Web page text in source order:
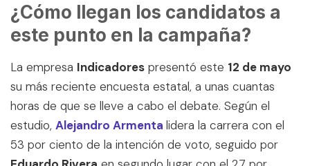
¿Cómo llegan los candidatos a
este punto en la campaña?
La empresa Indicadores presentó este 12 de mayo
su más reciente encuesta estatal, a unas cuantas
horas de que se lleve a cabo el debate. Según el
estudio, Alejandro Armenta lidera la carrera con el
53 por ciento de la intención de voto, seguido por